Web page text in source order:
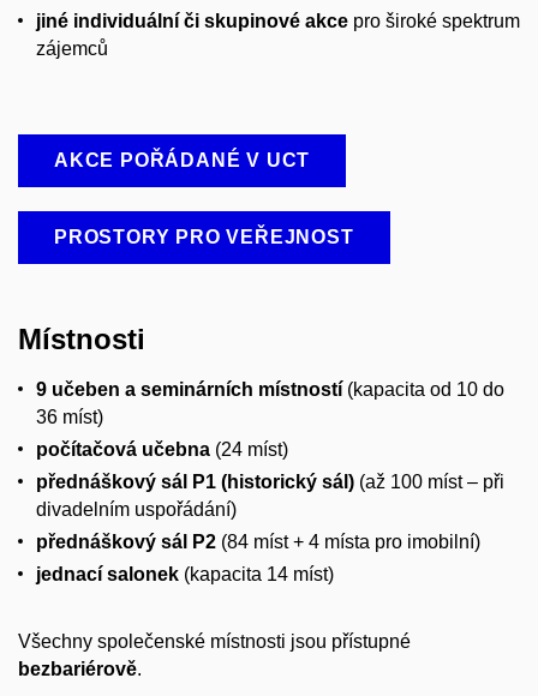
jiné individuální či skupinové akce pro široké spektrum
zájemců
AKCE POŘÁDANÉ V UCT
PROSTORY PRO VEŘEJNOST
Místnosti
9 učeben a seminárních místností (kapacita od 10 do
36 míst)
počítačová učebna (24 míst)
přednáškový sál P1 (historický sál) (až 100 míst – při
divadelním uspořádání)
přednáškový sál P2 (84 míst + 4 místa pro imobilní)
jednací salonek (kapacita 14 míst)
Všechny společenské místnosti jsou přístupné
bezbariérově.